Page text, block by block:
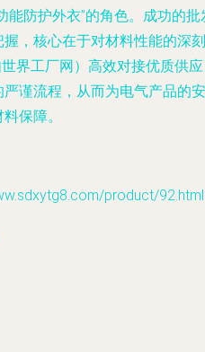
能防护外衣”的角色。成功的批
，核心在于对材料性能的深刻
界工厂网）高效对接优质供应
谨流程，从而为电气产品的安
保障。
product/92.html